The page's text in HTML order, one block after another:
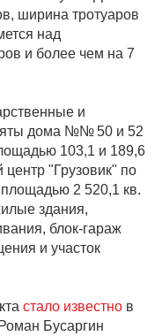
ширина тротуаров
над
и более чем на 7
и
дома №№ 50 и 52
103,1 и 189,6
центр "Грузовик" по
2 520,1 кв.
здания,
блок-гараж
и участок
стало известно в
Бусаргин